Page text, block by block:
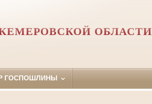
ОБЛАСТИ
ГОСПОШЛИНЫ